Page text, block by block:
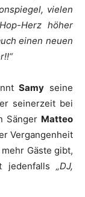
vielen
Herz höher
einen neuen
Samy seine
seinerzeit bei
Sänger Matteo
Vergangenheit
Gäste gibt,
jedenfalls „DJ,